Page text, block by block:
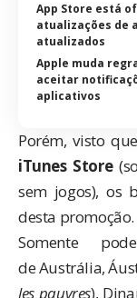
App Store está
atualizações de
atualizados
Apple muda
aceitar
aplicativos
Porém, visto
iTunes Store
sem jogos), os
desta promoção.
Somente
de Austrália,
les pauvres),